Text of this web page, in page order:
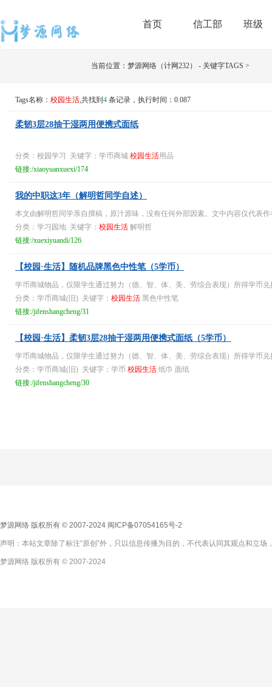
首页 信工部 班级
当前位置： 梦源网络（计网232） - 关键字TAGS >
Tags名称： 校园生活,共找到 4 条记录，执行时间：0.087
柔韧3层28抽干湿两用便携式面纸
分类：校园学习 关键字：学币商城 校园生活用品
链接:/xiaoyuanxuexi/174
我的中职这3年（解明哲同学自述）
本文由解明哲同学亲自撰稿，原汁原味，没有任何外部因素。文中内容仅代表作
分类：学习园地 关键字： 校园生活 解明哲
链接:/xuexiyuandi/126
【校园·生活】随机品牌黑色中性笔（5学币）
学币商城物品，仅限学生通过努力（德、智、体、美、劳综合表现）所得学币兑
分类：学币商城(旧) 关键字： 校园生活 黑色中性笔
链接:/jifenshangcheng/31
【校园·生活】柔韧3层28抽干湿两用便携式面纸（5学币）
学币商城物品，仅限学生通过努力（德、智、体、美、劳综合表现）所得学币兑
分类：学币商城(旧) 关键字：学币 校园生活 纸巾 面纸
链接:/jifenshangcheng/30
梦源网络 版权所有 © 2007-2024 闽ICP备07054165号-2
声明：本站文章除了标注“原创”外，只以信息传播为目的，不代表认同其观点和立
梦源网络 版权所有 © 2007-2024